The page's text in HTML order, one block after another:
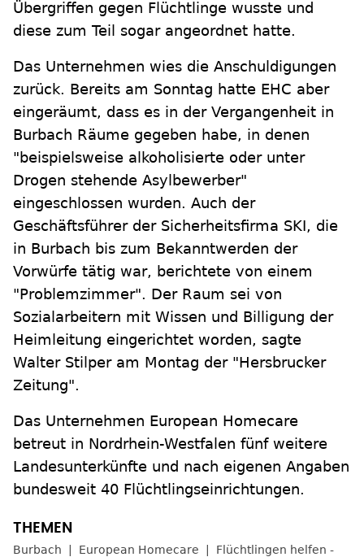
Übergriffen gegen Flüchtlinge wusste und
diese zum Teil sogar angeordnet hatte.
Das Unternehmen wies die Anschuldigungen
zurück. Bereits am Sonntag hatte EHC aber
eingeräumt, dass es in der Vergangenheit in
Burbach Räume gegeben habe, in denen
"beispielsweise alkoholisierte oder unter
Drogen stehende Asylbewerber"
eingeschlossen wurden. Auch der
Geschäftsführer der Sicherheitsfirma SKI, die
in Burbach bis zum Bekanntwerden der
Vorwürfe tätig war, berichtete von einem
"Problemzimmer". Der Raum sei von
Sozialarbeitern mit Wissen und Billigung der
Heimleitung eingerichtet worden, sagte
Walter Stilper am Montag der "Hersbrucker
Zeitung".
Das Unternehmen European Homecare
betreut in Nordrhein-Westfalen fünf weitere
Landesunterkünfte und nach eigenen Angaben
bundesweit 40 Flüchtlingseinrichtungen.
Burbach European Homecare
Flüchtlingen helfen -